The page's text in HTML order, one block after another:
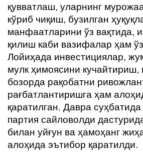
қувватлаш, уларнинг
кўриб чиқиш, бузилган
манфаатларини ўз вақтида,
қилиш каби вазифалар ҳам
Лойиҳада инвестициялар,
мулк ҳимоясини кучайтириш,
бозорда рақобатни
рағбатлантиришга ҳам
қаратилган. Давра
партия сайловолди
билан уйғун ва ҳамоҳанг
алоҳида эътибор қаратилди.